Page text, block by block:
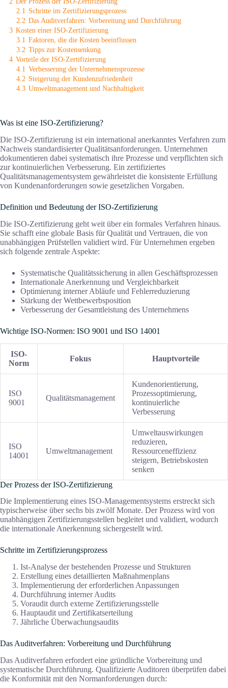
2.1 Schritte im Zertifizierungsprozess
2.2 Das Auditverfahren: Vorbereitung und Durchführung
3 Kosten einer ISO-Zertifizierung
3.1 Faktoren, die die Kosten beeinflussen
3.2 Tipps zur Kostensenkung
4 Vorteile der ISO-Zertifizierung
4.1 Verbesserung der Unternehmensprozesse
4.2 Steigerung der Kundenzufriedenheit
4.3 Umweltmanagement und Nachhaltigkeit
Was ist eine ISO-Zertifizierung?
Die ISO-Zertifizierung ist ein international anerkanntes Verfahren zum
Nachweis standardisierter Qualitätsanforderungen. Unternehmen
dokumentieren dabei systematisch ihre Prozesse und verpflichten sich
zur kontinuierlichen Verbesserung. Ein zertifiziertes
Qualitätsmanagementsystem gewährleistet die konsistente Erfüllung
von Kundenanforderungen sowie gesetzlichen Vorgaben.
Definition und Bedeutung der ISO-Zertifizierung
Die ISO-Zertifizierung geht weit über ein formales Verfahren hinaus.
Sie schafft eine globale Basis für Qualität und Vertrauen, die von
unabhängigen Prüfstellen validiert wird. Für Unternehmen ergeben
sich folgende zentrale Aspekte:
Systematische Qualitätssicherung in allen Geschäftsprozessen
Internationale Anerkennung und Vergleichbarkeit
Optimierung interner Abläufe und Fehlerreduzierung
Stärkung der Wettbewerbsposition
Verbesserung der Gesamtleistung des Unternehmens
Wichtige ISO-Normen: ISO 9001 und ISO 14001
ISO-
Norm
Fokus Hauptvorteile
ISO
9001
Qualitätsmanagement
Kundenorientierung,
Prozessoptimierung,
kontinuierliche
Verbesserung
ISO
14001
Umweltmanagement
Umweltauswirkungen
reduzieren,
Ressourceneffizienz
steigern, Betriebskosten
senken
Der Prozess der ISO-Zertifizierung
Die Implementierung eines ISO-Managementsystems erstreckt sich
typischerweise über sechs bis zwölf Monate. Der Prozess wird von
unabhängigen Zertifizierungsstellen begleitet und validiert, wodurch
die internationale Anerkennung sichergestellt wird.
Schritte im Zertifizierungsprozess
Ist-Analyse der bestehenden Prozesse und Strukturen
Erstellung eines detaillierten Maßnahmenplans
Implementierung der erforderlichen Anpassungen
Durchführung interner Audits
Voraudit durch externe Zertifizierungsstelle
Hauptaudit und Zertifikatserteilung
Jährliche Überwachungsaudits
Das Auditverfahren: Vorbereitung und Durchführung
Das Auditverfahren erfordert eine gründliche Vorbereitung und
systematische Durchführung. Qualifizierte Auditoren überprüfen dabei
die Konformität mit den Normanforderungen durch: